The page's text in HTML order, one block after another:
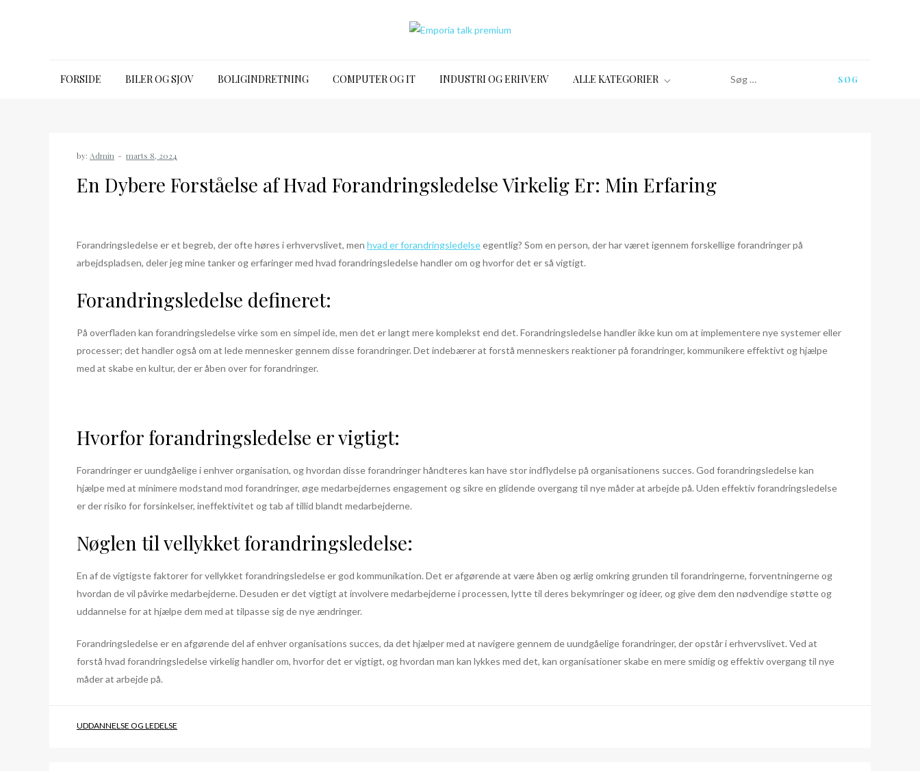
FORSIDE BILER OG SJOV BOLIGINDRETNING COMPUTER OG IT INDUSTRI OG ERHVERV ALLE KATEGORIER
efter:
by: Admin
En Dybere Forståelse af Hvad Forandringsledelse Virkelig Er: Min Erfaring
Forandringsledelse er et begreb, der ofte høres i erhvervslivet, men hvad er forandringsledelseegentlig? Som en person, der har været igennem forskellige forandringer på
arbejdspladsen, deler jeg mine tanker og erfaringer med hvad forandringsledelse handler om og hvorfor det er så vigtigt.
Forandringsledelse defineret:
På overfladen kan forandringsledelse virke som en simpel ide, men det er langt mere komplekst end det. Forandringsledelse handler ikke kun om at implementere nye systemer eller
processer; det handler også om at lede mennesker gennem disse forandringer. Det indebærer at forstå menneskers reaktioner på forandringer, kommunikere effektivt og hjælpe
med at skabe en kultur, der er åben over for forandringer.
Hvorfor forandringsledelse er vigtigt:
Forandringer er uundgåelige i enhver organisation, og hvordan disse forandringer håndteres kan have stor indflydelse på organisationens succes. God forandringsledelse kan
hjælpe med at minimere modstand mod forandringer, øge medarbejdernes engagement og sikre en glidende overgang til nye måder at arbejde på. Uden effektiv forandringsledelse
er der risiko for forsinkelser, ineffektivitet og tab af tillid blandt medarbejderne.
Nøglen til vellykket forandringsledelse:
En af de vigtigste faktorer for vellykket forandringsledelse er god kommunikation. Det er afgørende at være åben og ærlig omkring grunden til forandringerne, forventningerne og
hvordan de vil påvirke medarbejderne. Desuden er det vigtigt at involvere medarbejderne i processen, lytte til deres bekymringer og ideer, og give dem den nødvendige støtte og
uddannelse for at hjælpe dem med at tilpasse sig de nye ændringer.
Forandringsledelse er en afgørende del af enhver organisations succes, da det hjælper med at navigere gennem de uundgåelige forandringer, der opstår i erhvervslivet. Ved at
forstå hvad forandringsledelse virkelig handler om, hvorfor det er vigtigt, og hvordan man kan lykkes med det, kan organisationer skabe en mere smidig og effektiv overgang til nye
måder at arbejde på.
UDDANNELSE OG LEDELSE